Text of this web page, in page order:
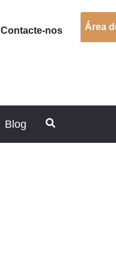
Contacte-nos Área
Blog